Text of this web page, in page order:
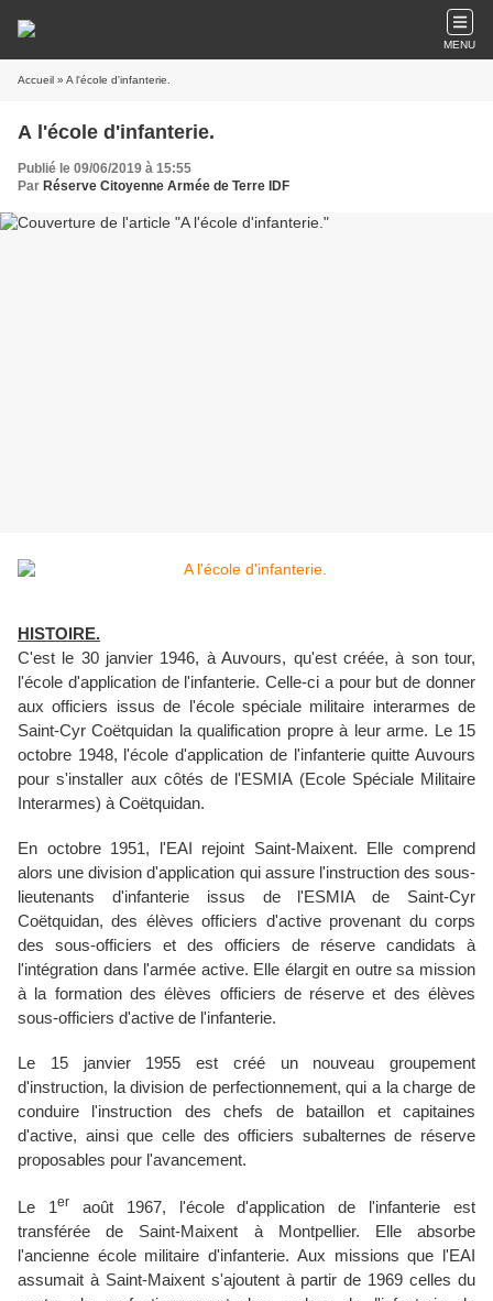
MENU
Accueil » A l'école d'infanterie.
A l'école d'infanterie.
Publié le 09/06/2019 à 15:55
Par Réserve Citoyenne Armée de Terre IDF
HISTOIRE.
C'est le 30 janvier 1946, à Auvours, qu'est créée, à son tour,
l'école d'application de l'infanterie. Celle-ci a pour but de donner
aux officiers issus de l'école spéciale militaire interarmes de
Saint-Cyr Coëtquidan la qualification propre à leur arme. Le 15
octobre 1948, l'école d'application de l'infanterie quitte Auvours
pour s'installer aux côtés de l'ESMIA (Ecole Spéciale Militaire
Interarmes) à Coëtquidan.
En octobre 1951, l'EAI rejoint Saint-Maixent. Elle comprend
alors une division d'application qui assure l'instruction des sous-
lieutenants d'infanterie issus de l'ESMIA de Saint-Cyr
Coëtquidan, des élèves officiers d'active provenant du corps
des sous-officiers et des officiers de réserve candidats à
l'intégration dans l'armée active. Elle élargit en outre sa mission
à la formation des élèves officiers de réserve et des élèves
sous-officiers d'active de l'infanterie.
Le 15 janvier 1955 est créé un nouveau groupement
d'instruction, la division de perfectionnement, qui a la charge de
conduire l'instruction des chefs de bataillon et capitaines
d'active, ainsi que celle des officiers subalternes de réserve
proposables pour l'avancement.
Le 1er août 1967, l'école d'application de l'infanterie est
transférée de Saint-Maixent à Montpellier. Elle absorbe
l'ancienne école militaire d'infanterie. Aux missions que l'EAI
assumait à Saint-Maixent s'ajoutent à partir de 1969 celles du